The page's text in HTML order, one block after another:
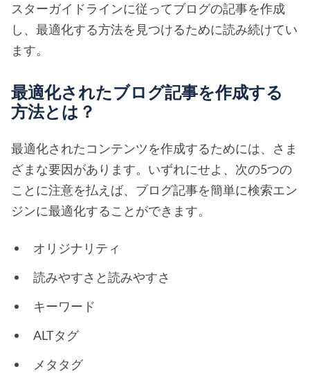
スターガイドラインに従ってブログの記事を作成
し、最適化する方法を見つけるために読み続けてい
ます。
最適化されたブログ記事を作成する
方法とは？
最適化されたコンテンツを作成するためには、さま
ざまな要因があります。いずれにせよ、次の5つの
ことに注意を払えば、ブログ記事を簡単に検索エン
ジンに最適化することができます。
オリジナリティ
読みやすさと読みやすさ
キーワード
ALTタグ
メタタグ